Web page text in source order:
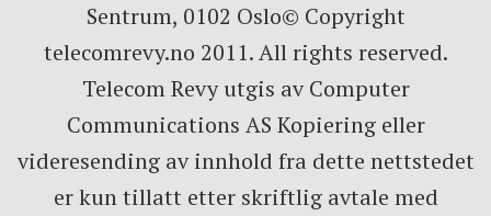
Sentrum, 0102 Oslo© Copyright
telecomrevy.no 2011. All rights reserved.
Telecom Revy utgis av Computer
Communications AS Kopiering eller
videresending av innhold fra dette nettstedet
er kun tillatt etter skriftlig avtale med